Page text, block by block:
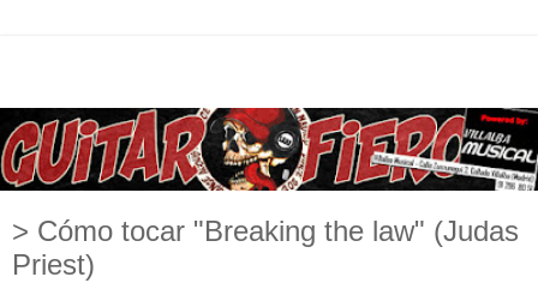
> Cómo tocar "Breaking the law" (Judas
Priest)